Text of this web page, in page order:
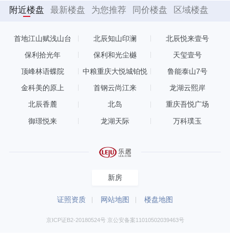
附近楼盘 最新楼盘 为您推荐 同价楼盘 区域楼盘
首地江山赋浅山台 北辰知山印澜 北辰悦来壹号
保利拾光年 保利和光尘樾 天玺壹号
顶峰林语蝶院 中粮重庆大悦城铂悦 鲁能泰山7号
金科美的原上 首钢云尚江来 龙湖云熙岸
北辰香麓 北岛 重庆吾悦广场
御璟悦来 龙湖天际 万科璞玉
新房
证照资质 网站地图 楼盘地图
京ICP证B2-20180524号 京公安备案11010502039463号